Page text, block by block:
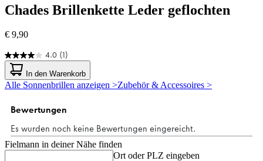
Chades Brillenkette Leder geflochten
€ 9,90
4.0 (1)
4.0
von
5
Sternen.
Bewertung
In den Warenkorb
Alle Sonnenbrillen anzeigen >Zubehör & Accessoires >
Fielmann in deiner Nähe finden
Ort oder PLZ eingeben